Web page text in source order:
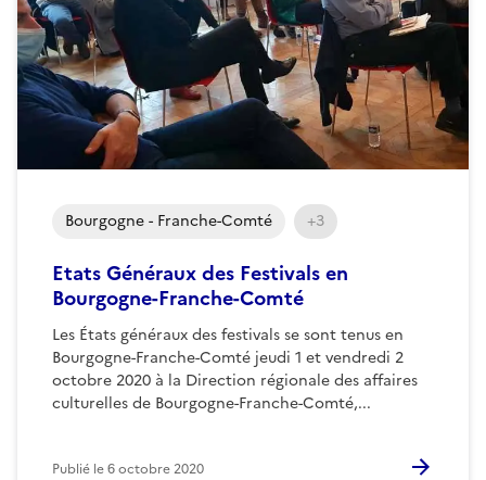
Etats Généraux des Festivals en
Bourgogne-Franche-Comté
Les États généraux des festivals se sont tenus en
Bourgogne-Franche-Comté jeudi 1 et vendredi 2
octobre 2020 à la Direction régionale des affaires
culturelles de Bourgogne-Franche-Comté,...
Bourgogne - Franche-Comté +3
Publié le6 octobre 2020